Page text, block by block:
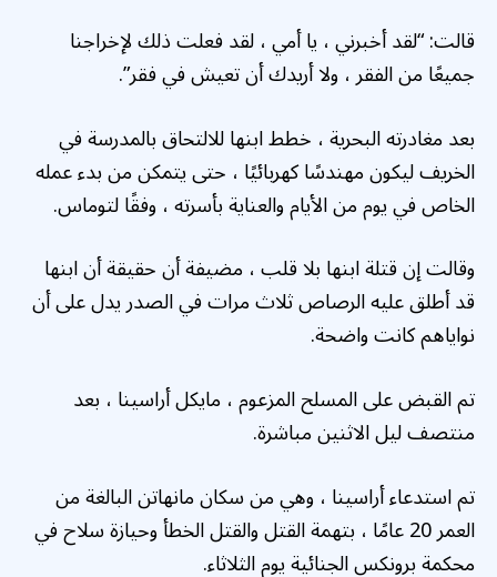
قالت: “لقد أخبرني ، يا أمي ، لقد فعلت ذلك لإخراجنا
جميعًا من الفقر ، ولا أريدك أن تعيش في فقر”.
بعد مغادرته البحرية ، خطط ابنها للالتحاق بالمدرسة في
الخريف ليكون مهندسًا كهربائيًا ، حتى يتمكن من بدء عمله
الخاص في يوم من الأيام والعناية بأسرته ، وفقًا لتوماس.
وقالت إن قتلة ابنها بلا قلب ، مضيفة أن حقيقة أن ابنها
قد أطلق عليه الرصاص ثلاث مرات في الصدر يدل على أن
نواياهم كانت واضحة.
تم القبض على المسلح المزعوم ، مايكل أراسينا ، بعد
منتصف ليل الاثنين مباشرة.
تم استدعاء أراسينا ، وهي من سكان مانهاتن البالغة من
العمر 20 عامًا ، بتهمة القتل والقتل الخطأ وحيازة سلاح في
محكمة برونكس الجنائية يوم الثلاثاء.